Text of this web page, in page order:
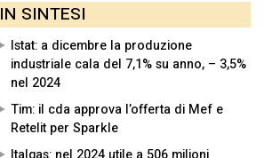
IN SINTESI
Istat: a dicembre la produzione
industriale cala del 7,1% su anno, – 3,5%
nel 2024
Tim: il cda approva l’offerta di Mef e
Retelit per Sparkle